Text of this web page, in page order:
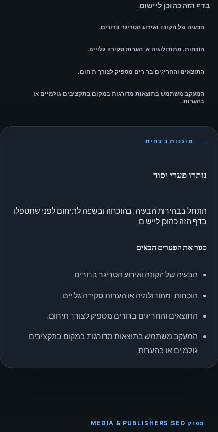
בדף הזה כהוכן ליישום.
הבעיה של הקונה ואירוע הטריגר ברורים.
הוכחות, מתודולוגיה או הערות סקירה גלויים.
התוצאים והחריגים ברורים מספיק לצורך תיחום.
המעקב משתמש בתוצאות מדורגות במקום בתקציבים גולמיים או
בהערות.
מוכנות נוכחית
נותרו פערי יסוד
התחל בבהירות הבעיה, בהוכחה ובשפה לתיחום לפני שתטפלו
בדף הזה כהוכן ליישום.
סגור את הפערים הבאים
הבעיה של הקונה ואירוע הטריגר ברורים.
הוכחות, מתודולוגיה או הערות סקירה גלויים.
התוצאים והחריגים ברורים מספיק לצורך תיחום.
המעקב משתמש בתוצאות מדורגות במקום בתקציבים
גולמיים או בהערות.
ספוק MEDIA & PUBLISHERS SEO